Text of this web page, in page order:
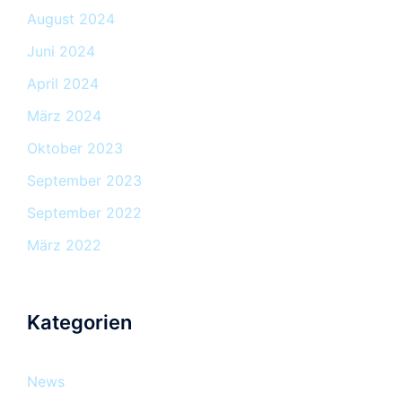
August 2024
Juni 2024
April 2024
März 2024
Oktober 2023
September 2023
September 2022
März 2022
Kategorien
News